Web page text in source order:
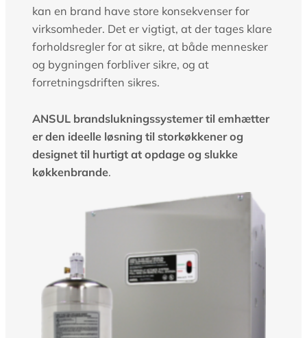
kan en brand have store konsekvenser for
virksomheder. Det er vigtigt, at der tages klare
forholdsregler for at sikre, at både mennesker
og bygningen forbliver sikre, og at
forretningsdriften sikres.
ANSUL brandslukningssystemer til emhætter
er den ideelle løsning til storkøkkener og
designet til hurtigt at opdage og slukke
køkkenbrande.